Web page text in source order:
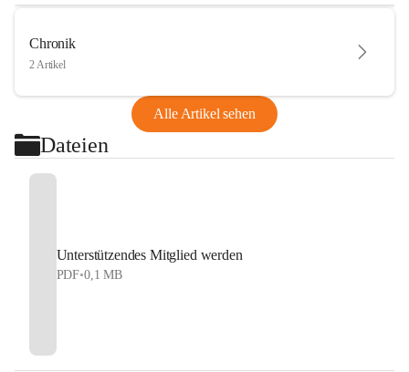
Chronik
2 Artikel
Alle Artikel sehen
Dateien
Unterstützendes Mitglied werden
PDF•0,1 MB